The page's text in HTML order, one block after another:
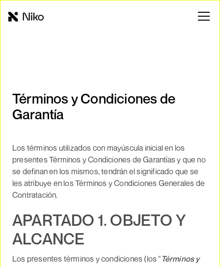
Términos y Condiciones de
Garantía
Los términos utilizados con mayúscula inicial en los
presentes Términos y Condiciones de Garantías y que no
se definan en los mismos, tendrán el significado que se
les atribuye en los Términos y Condiciones Generales de
Contratación.
APARTADO 1. OBJETO Y
ALCANCE
Los presentes términos y condiciones (los “ Términos y